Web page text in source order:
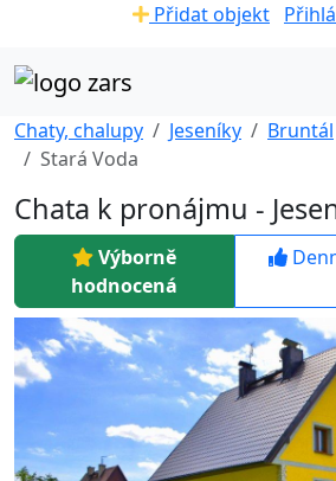
Přidat objekt
Chaty, chalupy Jeseníky
Bruntál
Stará Voda
Chata k pronájmu -
Výborně
hodnocená